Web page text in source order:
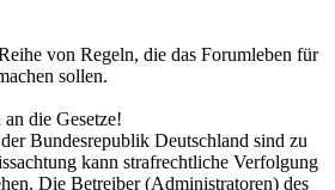
von Regeln, die das Forumleben für
sollen.
die Gesetze!
Bundesrepublik Deutschland sind zu
kann strafrechtliche Verfolgung
Die Betreiber (Administratoren) des